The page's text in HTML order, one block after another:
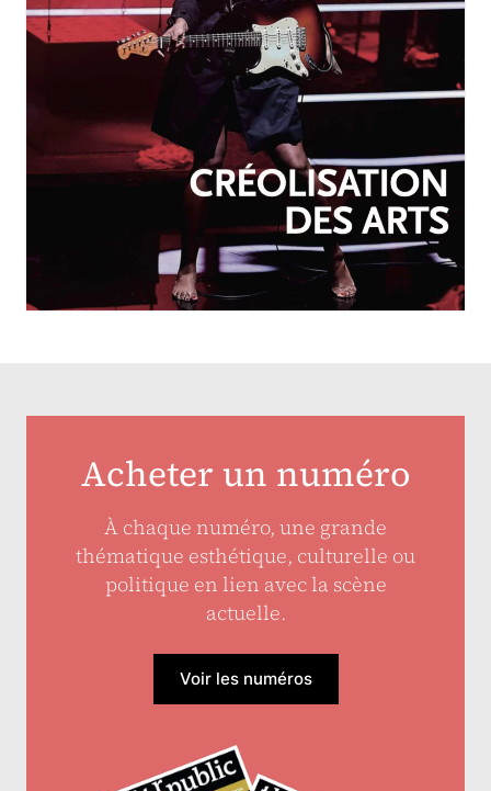
OCTOBRE-DÉCEMBRE 2025
Créolisation des arts
Acheter un numéro
À chaque numéro, une grande
thématique esthétique, culturelle ou
politique en lien avec la scène
actuelle.
Voir les numéros